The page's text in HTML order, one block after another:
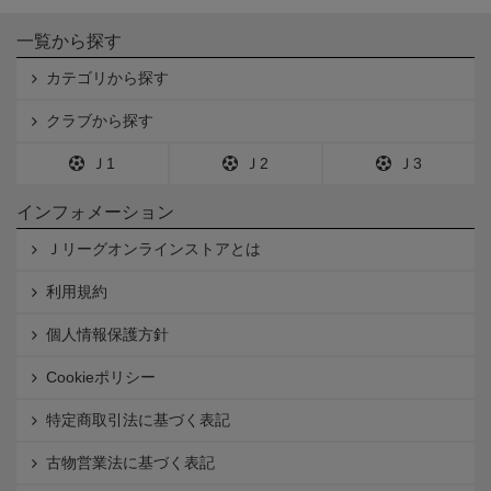
一覧から探す
カテゴリから探す
クラブから探す
Ｊ1 Ｊ2 Ｊ3
インフォメーション
Ｊリーグオンラインストアとは
利用規約
個人情報保護方針
Cookieポリシー
特定商取引法に基づく表記
古物営業法に基づく表記